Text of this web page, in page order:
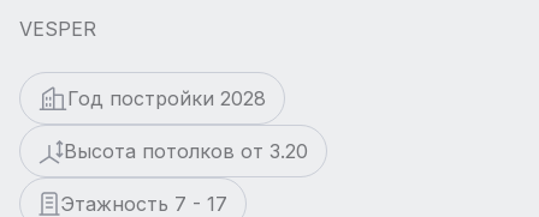
VESPER
Год постройки 2028
Высота потолков от 3.20
Этажность 7 - 17